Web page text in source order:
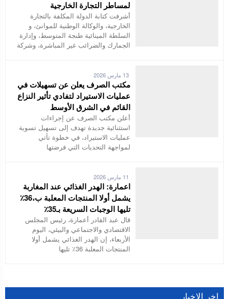
لمساطر التجارة الخارجية
أشرفت كتابة الدولة المكلفة بالتجارة
الخارجية، والوكالة الوطنية للموانئ، و
السلطة المينائية طنجة المتوسط، وإدارة
الجمارك والضرائب غير المباشرة، وشركة
13 مارس 2026
مكتب الصرف يعلن عن تسهيلات في
عمليات الاستيراد لتفادي تأثير النزاع
القائم في الشرق الأوسط
أعلن مكتب الصرف عن إجراءات
استثنائية جديدة تهدف إلى تسهيل تسوية
عمليات الاستيراد، في خطوة تأتي
لمواجهة التحديات التي فرضتها
اعمارة: الهدر الغذائي عند المغاربة
يشمل أولا المنتجات المعلبة ب،36٪
تليها الوجبات السريعة بـ35٪
قال عبد القادر أعمارة، رئيس المجلس
الاقتصادي والاجتماعي والبيئي، اليوم
الأربعاء، إن الهدر الغذائي يشمل أولا
المنتجات المعلبة 36٪ تليها
اخر الاخبار